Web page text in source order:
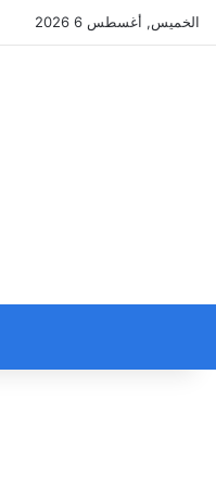
الخميس, أغسطس 6 2026